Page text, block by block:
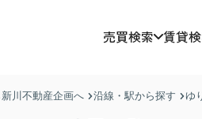
売買検索 賃貸
川不動産企画へ 沿線・駅から探す ゆ